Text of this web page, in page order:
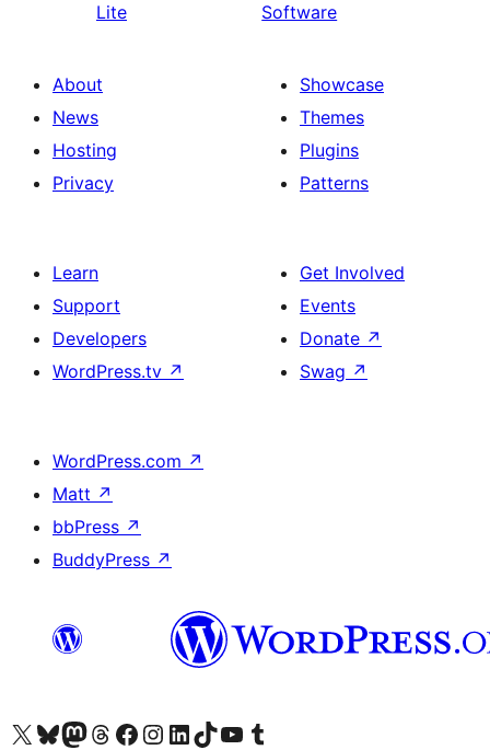
Lite
Software
About
News
Hosting
Privacy
Showcase
Themes
Plugins
Patterns
Learn
Support
Developers
WordPress.tv ↗
Get Involved
Events
Donate ↗
Swag ↗
WordPress.com ↗
Matt ↗
bbPress ↗
BuddyPress ↗
Visit our X (formerly Twitter) account
Visit our Bluesky account
Visit our Mastodon account
Visit our Threads account
Visit our Facebook page
Visit our Instagram account
Visit our LinkedIn account
Visit our TikTok account
Visit our YouTube channel
Visit our Tumblr account